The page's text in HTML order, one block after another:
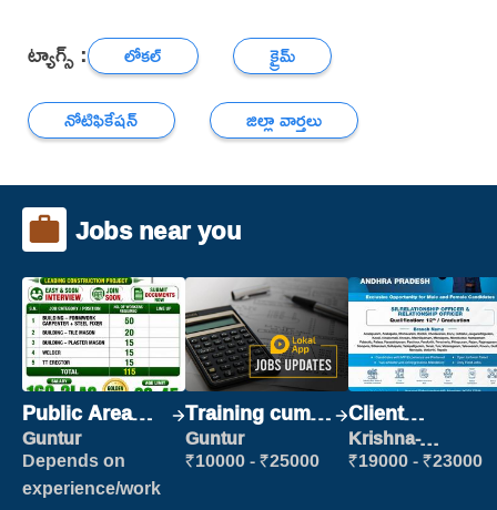
ట్యాగ్స్ : లోకల్
క్రైమ్
నోటిఫికేషన్
జిల్లా వార్తలు
Jobs near you
Public Area
Cleaner
Guntur
Depends on
experience/work
Training cum
Placement
Guntur
₹10000 - ₹25000
Client
Relationship
Executive
Krishna-
vijayawada
₹19000 - ₹23000